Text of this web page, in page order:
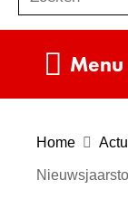
o
e
Menu
Home